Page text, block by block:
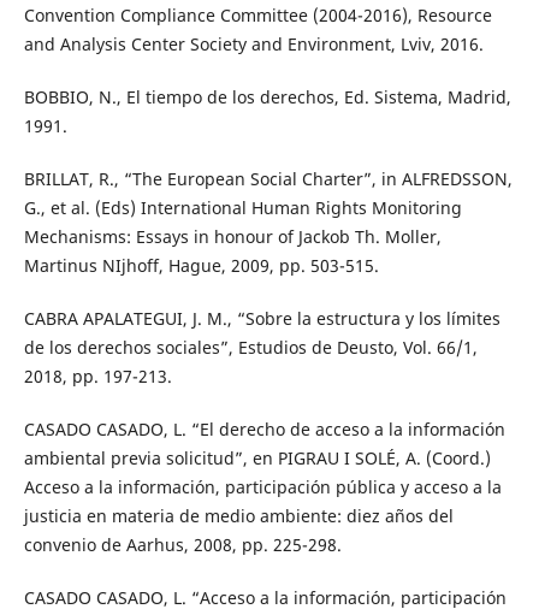
Convention Compliance Committee (2004-2016), Resource
and Analysis Center Society and Environment, Lviv, 2016.
BOBBIO, N., El tiempo de los derechos, Ed. Sistema, Madrid,
1991.
BRILLAT, R., “The European Social Charter”, in ALFREDSSON,
G., et al. (Eds) International Human Rights Monitoring
Mechanisms: Essays in honour of Jackob Th. Moller,
Martinus NIjhoff, Hague, 2009, pp. 503-515.
CABRA APALATEGUI, J. M., “Sobre la estructura y los límites
de los derechos sociales”, Estudios de Deusto, Vol. 66/1,
2018, pp. 197-213.
CASADO CASADO, L. “El derecho de acceso a la información
ambiental previa solicitud”, en PIGRAU I SOLÉ, A. (Coord.)
Acceso a la información, participación pública y acceso a la
justicia en materia de medio ambiente: diez años del
convenio de Aarhus, 2008, pp. 225-298.
CASADO CASADO, L. “Acceso a la información, participación